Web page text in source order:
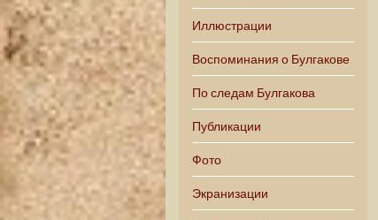
Иллюстрации
Воспоминания о Булгакове
По следам Булгакова
Публикации
Фото
Экранизации